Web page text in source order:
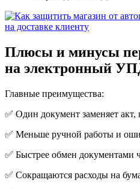
Плюсы и минусы
на электронный
Главные преимущества:
✅ Один документ заменяет
✅ Меньше ручной работы и
✅ Быстрее обмен документами
✅ Сокращаются расходы на